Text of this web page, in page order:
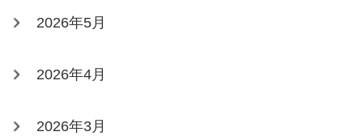
2026年5月
2026年4月
2026年3月